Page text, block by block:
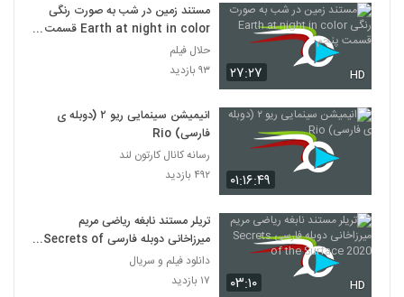
۲۷:۲۷ HD
مستند زمین در شب به صورت رنگی
Earth at night in color قسمت
پنجم
حلال فیلم
۹۳ بازدید
۰۱:۱۶:۴۹
انیمیشن‌ سینمایی ریو ۲ (دوبله ی
فارسی) Rio
رسانه کانال کارتون لند
۴۹۲ بازدید
۰۳:۱۰ HD
تریلر مستند نابغه ریاضی مریم
میرزاخانی دوبله فارسی Secrets of
the Surface 2020
دانلود فیلم و سریال
۱۷ بازدید